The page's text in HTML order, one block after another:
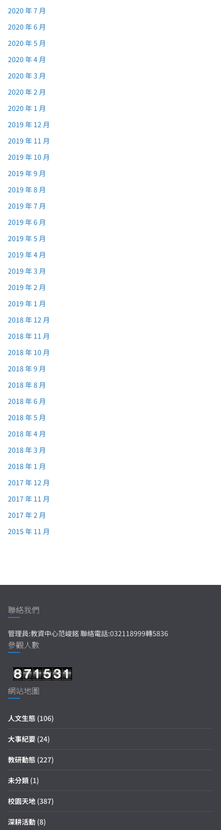
2020 年 7 月
2020 年 6 月
2020 年 5 月
2020 年 4 月
2020 年 3 月
2020 年 2 月
2020 年 1 月
2019 年 12 月
2019 年 11 月
2019 年 10 月
2019 年 9 月
2019 年 8 月
2019 年 7 月
2019 年 6 月
2019 年 5 月
2019 年 4 月
2019 年 3 月
2019 年 2 月
2019 年 1 月
2018 年 12 月
2018 年 11 月
2018 年 10 月
2018 年 9 月
2018 年 8 月
2018 年 6 月
2018 年 5 月
2018 年 4 月
2018 年 3 月
2018 年 1 月
2017 年 12 月
2017 年 11 月
2017 年 2 月
2015 年 11 月
聯絡我們
管理員:教資中心范峻銘 聯絡電話:032118999轉5836
參觀人數
網站地圖
人文生態 (106)
大事紀要 (24)
教研動態 (227)
未分類 (1)
校園天地 (387)
深耕活動 (8)